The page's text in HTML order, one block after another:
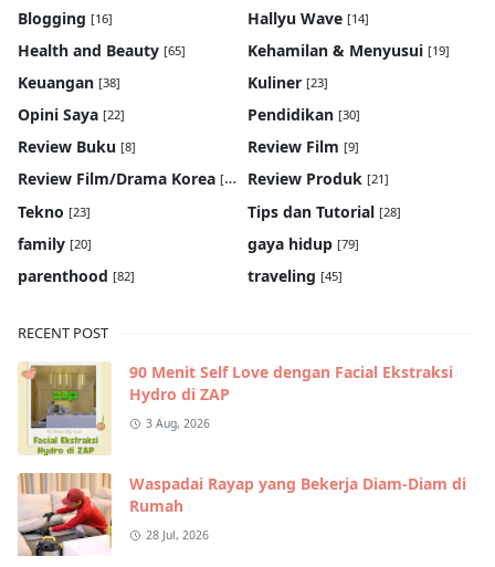
Blogging [16] Hallyu Wave [14]
Health and Beauty [65] Kehamilan & Menyusui [19]
Keuangan [38] Kuliner [23]
Opini Saya [22] Pendidikan [30]
Review Buku [8] Review Film [9]
Review Film/Drama Korea [22] Review Produk [21]
Tekno [23] Tips dan Tutorial [28]
family [20] gaya hidup [79]
parenthood [82] traveling [45]
RECENT POST
90 Menit Self Love dengan Facial Ekstraksi
Hydro di ZAP
3 Aug, 2026
Waspadai Rayap yang Bekerja Diam-Diam di
Rumah
28 Jul, 2026